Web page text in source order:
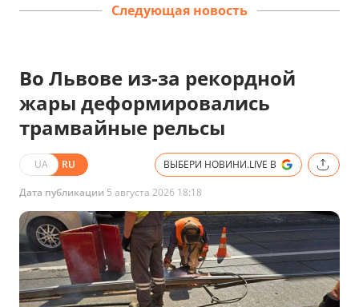
Следующая новость
Во Львове из-за рекордной
жары деформировались
трамвайные рельсы
UA RU ВЫБЕРИ НОВИНИ.LIVE В
Дата публикации 5 августа 2026 18:18